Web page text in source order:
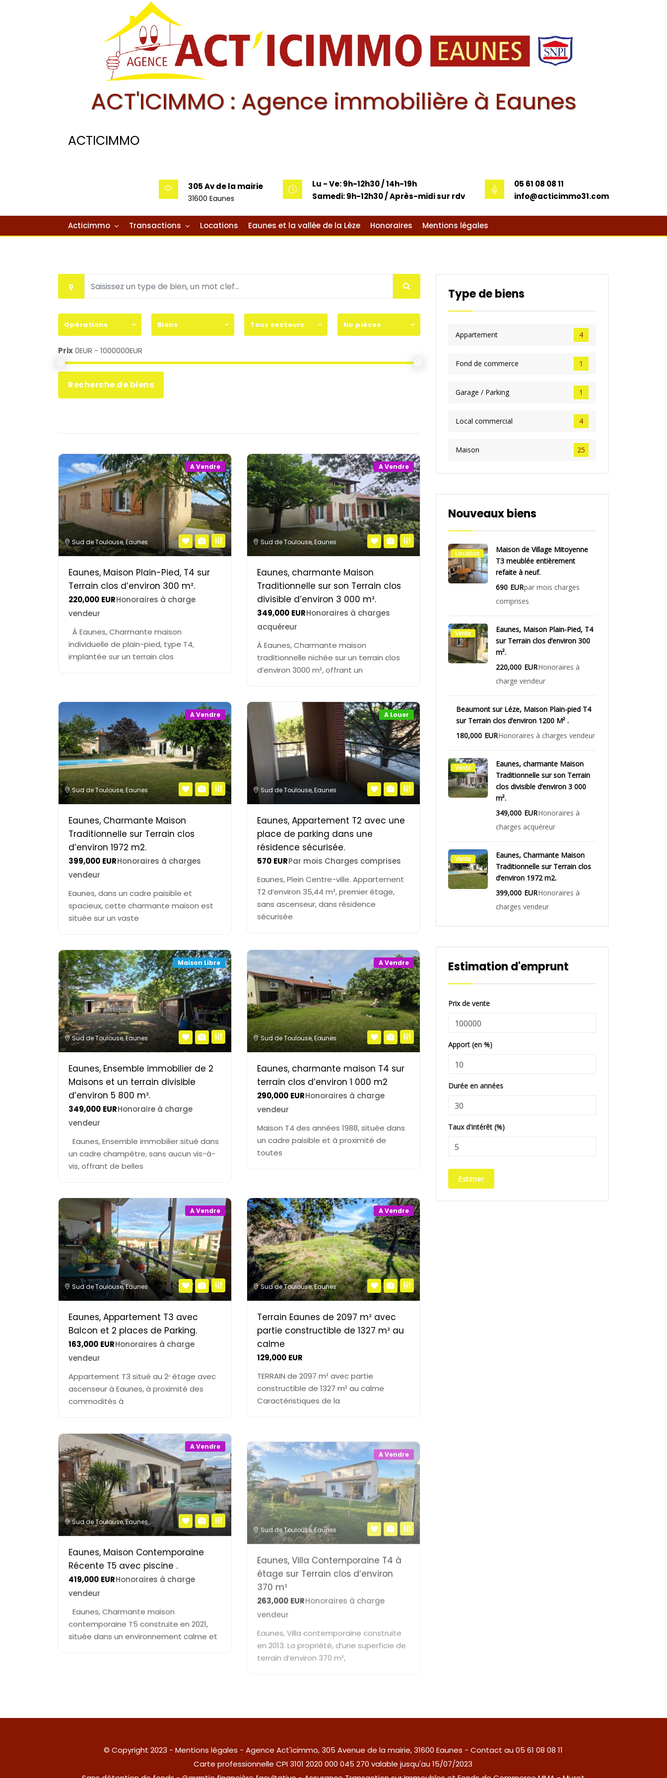
ACT'ICIMMO : Agence immobilière à Eaunes
ACTICIMMO
305 Av de la mairie
31600 Eaunes
Lu - Ve: 9h-12h30 / 14h-19h
Samedi: 9h-12h30 / Après-midi sur rdv
05 61 08 08 11
info@acticimmo31.com
Acticimmo Transactions Locations Eaunes et la vallée de la Lèze Honoraires Mentions légales
Opérations Biens Tous secteurs Nb pièces
Prix0EUR - 1000000EUR
Recherche de biens
A Vendre
Sud de Toulouse,Eaunes
Eaunes, Maison Plain-Pied, T4 sur
Terrain clos d’environ 300 m².
220,000 EURHonoraires à charge
vendeur
À Eaunes, Charmante maison
individuelle de plain-pied, type T4,
implantée sur un terrain clos
A Vendre
Sud de Toulouse,Eaunes
Eaunes, charmante Maison
Traditionnelle sur son Terrain clos
divisible d’environ 3 000 m².
349,000 EURHonoraires à charges
acquéreur
À Eaunes, Charmante maison
traditionnelle nichée sur un terrain clos
d’environ 3000 m², offrant un
A Vendre
Sud de Toulouse,Eaunes
Eaunes, Charmante Maison
Traditionnelle sur Terrain clos
d’environ 1972 m2.
399,000 EURHonoraires à charges
vendeur
Eaunes, dans un cadre paisible et
spacieux, cette charmante maison est
située sur un vaste
A Louer
Sud de Toulouse,Eaunes
Eaunes, Appartement T2 avec une
place de parking dans une
résidence sécurisée.
570 EURPar mois Charges comprises
Eaunes, Plein Centre-ville. Appartement
T2 d’environ 35,44 m², premier étage,
sans ascenseur, dans résidence
sécurisée
Maison Libre
Sud de Toulouse,Eaunes
Eaunes, Ensemble immobilier de 2
Maisons et un terrain divisible
d’environ 5 800 m².
349,000 EURHonoraire à charge
vendeur
Eaunes, Ensemble immobilier situé dans
un cadre champêtre, sans aucun vis-à-
vis, offrant de belles
A Vendre
Sud de Toulouse,Eaunes
Eaunes, charmante maison T4 sur
terrain clos d’environ 1 000 m2
290,000 EURHonoraires à charge
vendeur
Maison T4 des années 1988, située dans
un cadre paisible et à proximité de
toutes
A Vendre
Sud de Toulouse,Eaunes
Eaunes, Appartement T3 avec
Balcon et 2 places de Parking.
163,000 EURHonoraires à charge
vendeur
Appartement T3 situé au 2ᵉ étage avec
ascenseur à Eaunes, à proximité des
commodités à
A Vendre
Sud de Toulouse,Eaunes
Terrain Eaunes de 2097 m² avec
partie constructible de 1327 m² au
calme
129,000 EUR
TERRAIN de 2097 m² avec partie
constructible de 1327 m² au calme
Caractéristiques de la
A Vendre
Sud de Toulouse,Eaunes
Eaunes, Maison Contemporaine
Récente T5 avec piscine .
419,000 EURHonoraires à charge
vendeur
Eaunes, Charmante maison
contemporaine T5 construite en 2021,
située dans un environnement calme et
Sud de Toulouse, Eaunes
étage sur Terrain clos d’environ
370 m²
263,000
vendeur
en 2013. La propriété, d’une superficie de
terrain d’environ 370 m²,
Type de biens
Appartement 4
Fond de commerce 1
Garage / Parking 1
Local commercial 4
Maison 25
Nouveaux biens
Location
Maison de Village Mitoyenne
T3 meublée entièrement
refaite à neuf.
690 EURpar mois charges
comprises
Vente
Eaunes, Maison Plain-Pied, T4
sur Terrain clos d’environ 300
m².
220,000 EURHonoraires à
charge vendeur
Vente
Beaumont sur Léze, Maison Plain-pied T4
sur Terrain clos d’environ 1200 M² .
180,000 EURHonoraires à charges vendeur
Vente
Eaunes, charmante Maison
Traditionnelle sur son Terrain
clos divisible d’environ 3 000
m².
349,000 EURHonoraires à
charges acquéreur
Vente
Eaunes, Charmante Maison
Traditionnelle sur Terrain clos
d’environ 1972 m2.
399,000 EURHonoraires à
charges vendeur
Estimation d'emprunt
Prix de vente
Apport (en %)
Durée en années
Taux d'intérêt (%)
Estimer
© Copyright 2023 - Mentions légales - Agence Act'icimmo, 305 Avenue de la mairie, 31600 Eaunes - Contact au 05 61 08 08 11
Carte professionnelle CPI 3101 2020 000 045 270 valable jusqu'au 15/07/2023